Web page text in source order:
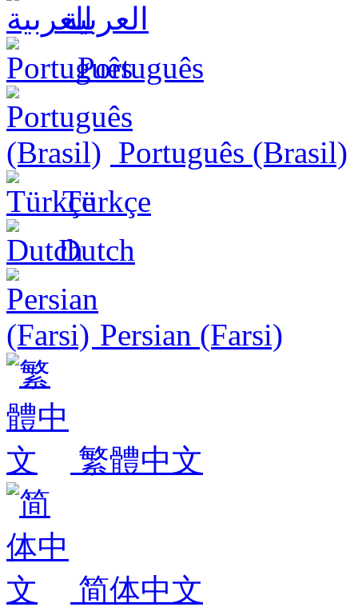
العربية
Português
Português (Brasil)
Türkçe
Dutch
Persian (Farsi)
繁體中文
简体中文